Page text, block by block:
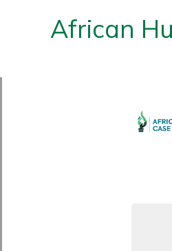
African